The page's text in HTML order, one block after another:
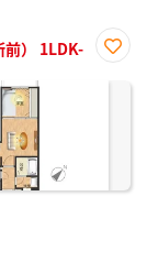
） 1LDK-
に入